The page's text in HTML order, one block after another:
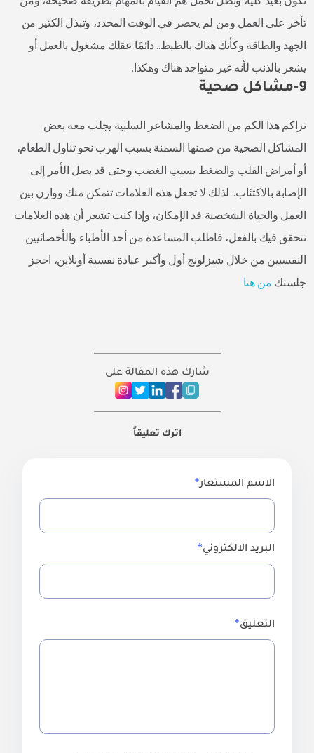
تأخر على العمل ومن لم يحضر في الوقت المحدد، وتبذل الكثير من
الجهد والطاقة وكأنك هناك بالظبط.. دائمًا عقلك مشغول بالعمل أو
يشعر بالذنب لأنه غير متواجد هناك وهكذا.
9-مشاكل صحية
تراكم هذا الكم من الضغط والمشاعر السلبية يجلب معه بعض
المشاكل الصحية من ضمنها السمنة بسبب الهرب نحو تناول الطعام،
أو أمراض القلب والضغط بسبب الغضب وحتى قد يصل الأمر إلى
الإصابة بالاكتئاب.. لذلك لا تجعل هذه العلامات تتمكن منك ووازن بين
العمل والحياة الشخصية قد الإمكان، وإذا كنت تشعر أن هذه العلامات
تتحقق فيك بالفعل، فاطلب المساعدة من أحد الأطباء والأخصائيين
النفسيين من خلال شيزلونج أول وأكبر عيادة نفسية أونلاين، احجز
جلستك من هنا
شارك هذه المقالة على
اترك تعليقاً
الاسم المستعار
البريد الالكتروني
التعليق